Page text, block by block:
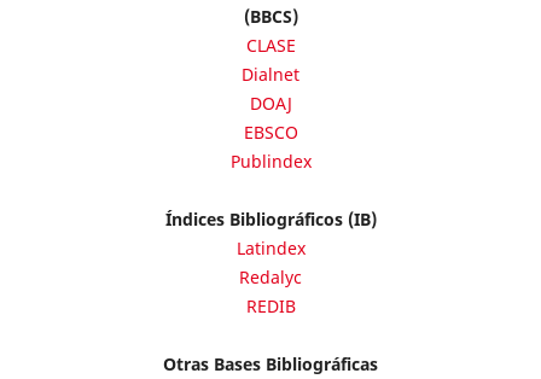
(BBCS)
CLASE
Dialnet
DOAJ
EBSCO
Publindex
Índices Bibliográficos (IB)
Latindex
Redalyc
REDIB
Otras Bases Bibliográficas